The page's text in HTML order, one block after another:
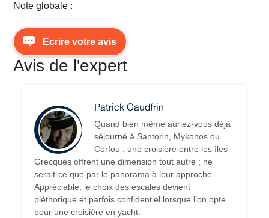
Note globale :
Ecrire votre avis
Avis de l'expert
Patrick Gaudfrin
Quand bien même auriez-vous déjà
séjourné à Santorin, Mykonos ou
Corfou : une croisière entre les îles
Grecques offrent une dimension tout autre ; ne
serait-ce que par le panorama à leur approche.
Appréciable, le choix des escales devient
pléthorique et parfois confidentiel lorsque l’on opte
pour une croisière en yacht.